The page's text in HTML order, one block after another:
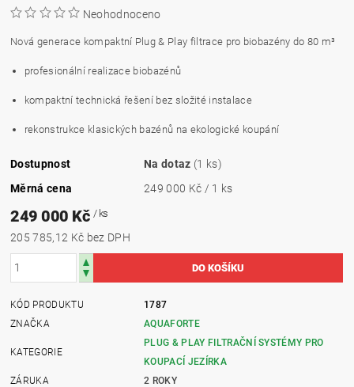
Neohodnoceno
Nová generace kompaktní Plug & Play filtrace pro biobazény do 80 m³
profesionální realizace biobazénů
kompaktní technická řešení bez složité instalace
rekonstrukce klasických bazénů na ekologické koupání
Dostupnost Na dotaz (1 ks)
Měrná cena
249 000 Kč / 1 ks
249 000 Kč / ks
205 785,12 Kč bez DPH
KÓD PRODUKTU
1787
ZNAČKA
AQUAFORTE
KATEGORIE
PLUG & PLAY FILTRAČNÍ SYSTÉMY PRO
KOUPACÍ JEZÍRKA
ZÁRUKA
2 ROKY